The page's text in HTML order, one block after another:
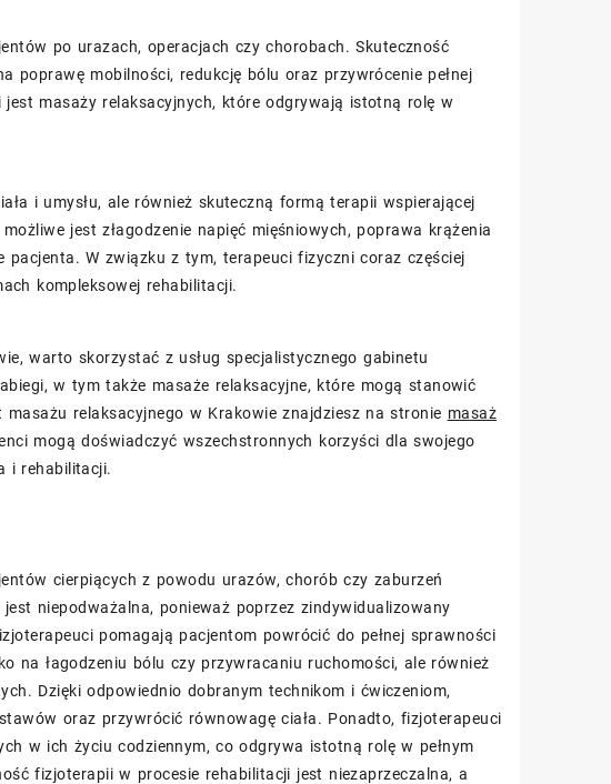
po urazach, operacjach czy chorobach. Skuteczność
poprawę mobilności, redukcję bólu oraz przywrócenie pełnej
masaży relaksacyjnych, które odgrywają istotną rolę w
i umysłu, ale również skuteczną formą terapii wspierającej
jest złagodzenie napięć mięśniowych, poprawa krążenia
W związku z tym, terapeuci fizyczni coraz częściej
kompleksowej rehabilitacji.
warto skorzystać z usług specjalistycznego gabinetu
w tym także masaże relaksacyjne, które mogą stanowić
relaksacyjnego w Krakowie znajdziesz na stronie masaż
mogą doświadczyć wszechstronnych korzyści dla swojego
i rehabilitacji.
cierpiących z powodu urazów, chorób czy zaburzeń
niepodważalna, ponieważ poprzez zindywidualizowany
pomagają pacjentom powrócić do pełnej sprawności
na łagodzeniu bólu czy przywracaniu ruchomości, ale również
Dzięki odpowiednio dobranym technikom i ćwiczeniom,
oraz przywrócić równowagę ciała. Ponadto, fizjoterapeuci
w ich życiu codziennym, co odgrywa istotną rolę w pełnym
fizjoterapii w procesie rehabilitacji jest niezaprzeczalna, a